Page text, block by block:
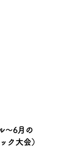
〜6月の
ク大会）